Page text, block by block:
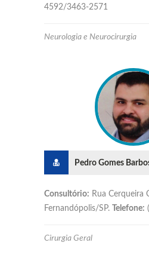
4592/3463-2571
Neurologia e Neurocirurgia
Pedro Gomes
Consultório: Rua Cerqueira
Fernandópolis/SP.
Telefone:
Cirurgia Geral